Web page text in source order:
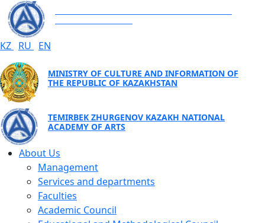
KZ RU EN
MINISTRY OF CULTURE AND INFORMATION OF
THE REPUBLIC OF KAZAKHSTAN
TEMIRBEK ZHURGENOV KAZAKH NATIONAL
ACADEMY OF ARTS
About Us
Management
Services and departments
Faculties
Academic Council